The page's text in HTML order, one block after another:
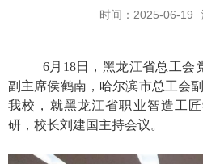
时间：2025-06-19
6月 18日，黑龙江省总工会
副主席侯鹤南，哈尔滨市总工会
我校，就黑龙江省职业智造工
研，校长刘建国主持会议。